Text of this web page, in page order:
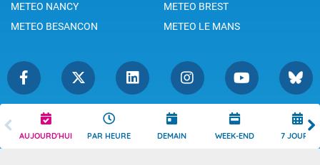
AUJOURD'HUI PAR HEURE DEMAIN WEEK-END 7 JOURS
METEO NANCY
METEO BREST
METEO BESANCON
METEO LE MANS